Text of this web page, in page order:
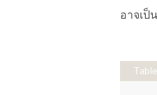
อาจเป็